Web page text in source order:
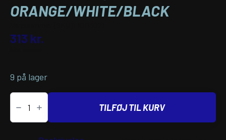
ORANGE/WHITE/BLACK
313 kr.
9 på lager
TwinAir
TRIPLE
STAGE
FOAM
TILFØJ TIL KURV